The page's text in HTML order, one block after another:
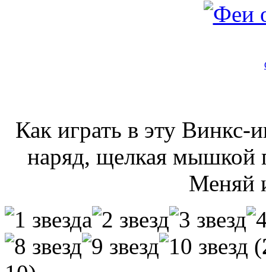
Как играть в эту
наряд, щелкая мышкой
Меняй
(